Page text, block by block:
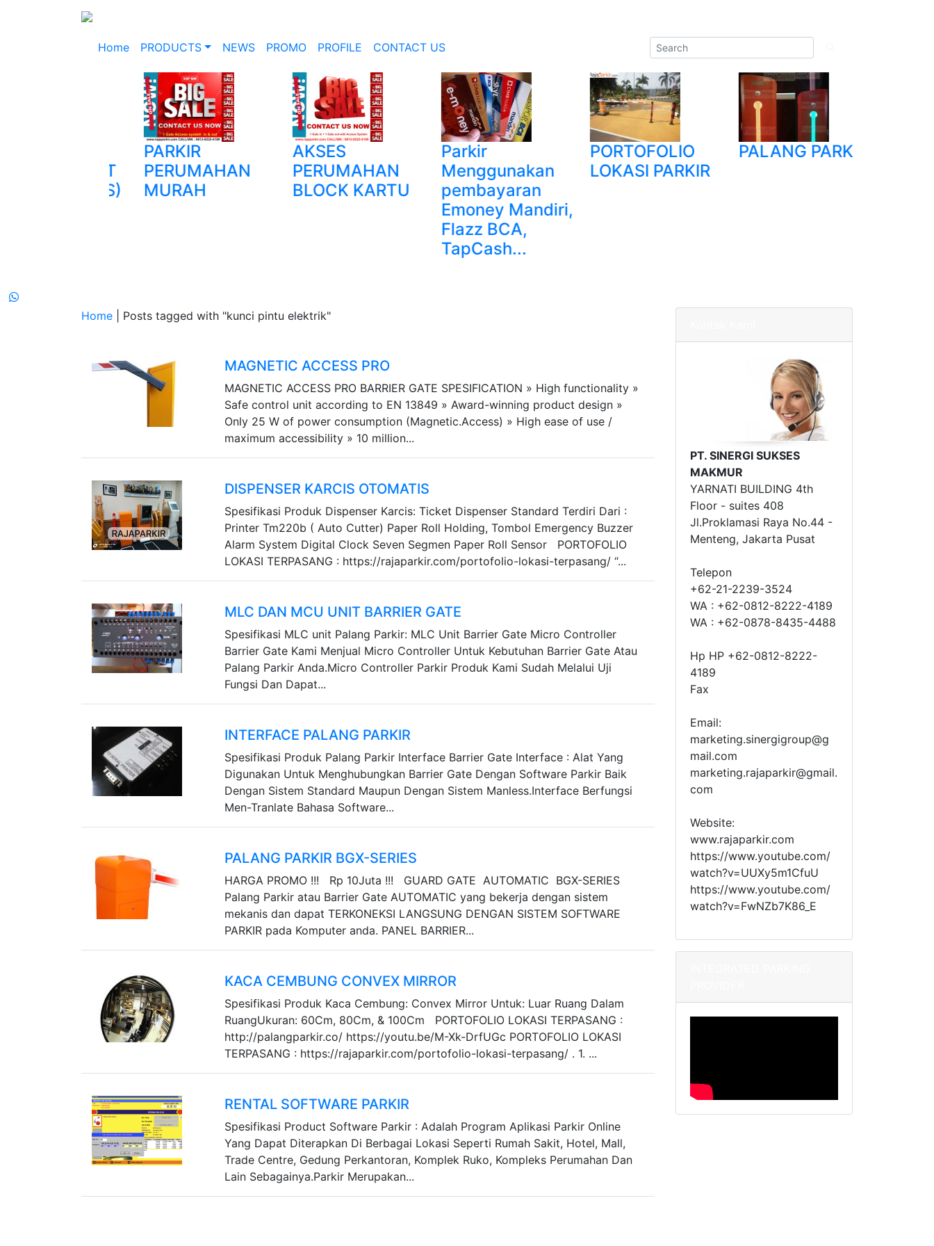
Home PRODUCTS NEWS PROMO PROFILE CONTACT US
PARKIR
PERUMAHAN
MURAH
AKSES
PERUMAHAN
BLOCK KARTU
Parkir
Menggunakan
pembayaran
Emoney Mandiri,
Flazz BCA,
TapCash...
PORTOFOLIO
LOKASI PARKIR
PALANG PARKIR
Home | Posts tagged with "kunci pintu elektrik"
MAGNETIC ACCESS PRO
MAGNETIC ACCESS PRO BARRIER GATE SPESIFICATION » High functionality »
Safe control unit according to EN 13849 » Award-winning product design »
Only 25 W of power consumption (Magnetic.Access) » High ease of use /
maximum accessibility » 10 million...
DISPENSER KARCIS OTOMATIS
Spesifikasi Produk Dispenser Karcis: Ticket Dispenser Standard Terdiri Dari :
Printer Tm220b ( Auto Cutter) Paper Roll Holding, Tombol Emergency Buzzer
Alarm System Digital Clock Seven Segmen Paper Roll Sensor PORTOFOLIO
LOKASI TERPASANG : https://rajaparkir.com/portofolio-lokasi-terpasang/ “...
MLC DAN MCU UNIT BARRIER GATE
Spesifikasi MLC unit Palang Parkir: MLC Unit Barrier Gate Micro Controller
Barrier Gate Kami Menjual Micro Controller Untuk Kebutuhan Barrier Gate Atau
Palang Parkir Anda.Micro Controller Parkir Produk Kami Sudah Melalui Uji
Fungsi Dan Dapat...
INTERFACE PALANG PARKIR
Spesifikasi Produk Palang Parkir Interface Barrier Gate Interface : Alat Yang
Digunakan Untuk Menghubungkan Barrier Gate Dengan Software Parkir Baik
Dengan Sistem Standard Maupun Dengan Sistem Manless.Interface Berfungsi
Men-Tranlate Bahasa Software...
PALANG PARKIR BGX-SERIES
HARGA PROMO !!! Rp 10Juta !!! GUARD GATE AUTOMATIC BGX-SERIES
Palang Parkir atau Barrier Gate AUTOMATIC yang bekerja dengan sistem
mekanis dan dapat TERKONEKSI LANGSUNG DENGAN SISTEM SOFTWARE
PARKIR pada Komputer anda. PANEL BARRIER...
KACA CEMBUNG CONVEX MIRROR
Spesifikasi Produk Kaca Cembung: Convex Mirror Untuk: Luar Ruang Dalam
RuangUkuran: 60Cm, 80Cm, & 100Cm PORTOFOLIO LOKASI TERPASANG :
http://palangparkir.co/ https://youtu.be/M-Xk-DrfUGc PORTOFOLIO LOKASI
TERPASANG : https://rajaparkir.com/portofolio-lokasi-terpasang/ . 1. ...
RENTAL SOFTWARE PARKIR
Spesifikasi Product Software Parkir : Adalah Program Aplikasi Parkir Online
Yang Dapat Diterapkan Di Berbagai Lokasi Seperti Rumah Sakit, Hotel, Mall,
Trade Centre, Gedung Perkantoran, Komplek Ruko, Kompleks Perumahan Dan
Lain Sebagainya.Parkir Merupakan...
PT. SINERGI SUKSES
MAKMUR
YARNATI BUILDING 4th
Floor - suites 408
Jl.Proklamasi Raya No.44 -
Menteng, Jakarta Pusat
Telepon
+62-21-2239-3524
WA : +62-0812-8222-4189
WA : +62-0878-8435-4488
Hp HP +62-0812-8222-
4189
Fax
Email:
marketing.sinergigroup@g
mail.com
marketing.rajaparkir@gmail.
com
Website:
www.rajaparkir.com
https://www.youtube.com/
watch?v=UUXy5m1CfuU
https://www.youtube.com/
watch?v=FwNZb7K86_E